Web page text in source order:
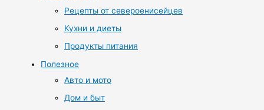
Рецепты от североенисейцев
Кухни и диеты
Продукты питания
Полезное
Авто и мото
Дом и быт